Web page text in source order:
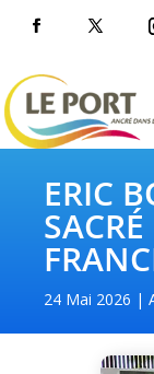
ERIC
24 Mai 2026